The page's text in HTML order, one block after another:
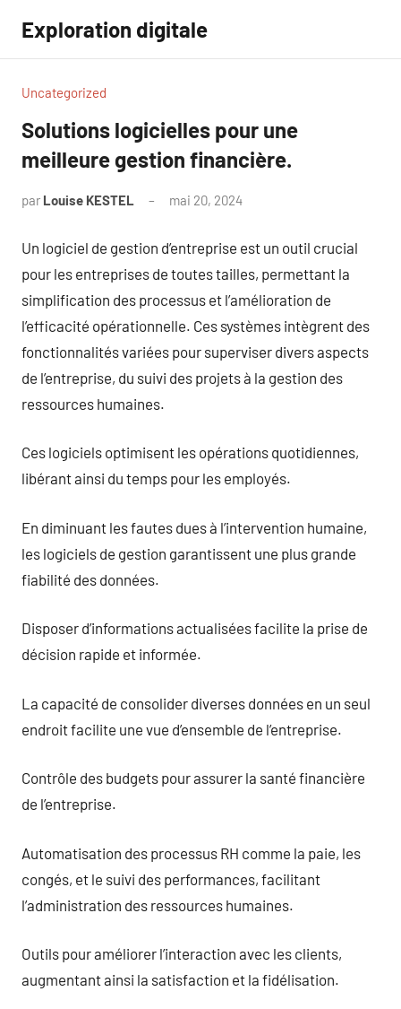
contenu
Exploration digitale
Uncategorized
Solutions logicielles pour une
meilleure gestion financière.
par Louise KESTEL mai 20, 2024
Un logiciel de gestion d’entreprise est un outil crucial
pour les entreprises de toutes tailles, permettant la
simplification des processus et l’amélioration de
l’efficacité opérationnelle. Ces systèmes intègrent des
fonctionnalités variées pour superviser divers aspects
de l’entreprise, du suivi des projets à la gestion des
ressources humaines.
Ces logiciels optimisent les opérations quotidiennes,
libérant ainsi du temps pour les employés.
En diminuant les fautes dues à l’intervention humaine,
les logiciels de gestion garantissent une plus grande
fiabilité des données.
Disposer d’informations actualisées facilite la prise de
décision rapide et informée.
La capacité de consolider diverses données en un seul
endroit facilite une vue d’ensemble de l’entreprise.
Contrôle des budgets pour assurer la santé financière
de l’entreprise.
Automatisation des processus RH comme la paie, les
congés, et le suivi des performances, facilitant
l’administration des ressources humaines.
Outils pour améliorer l’interaction avec les clients,
augmentant ainsi la satisfaction et la fidélisation.